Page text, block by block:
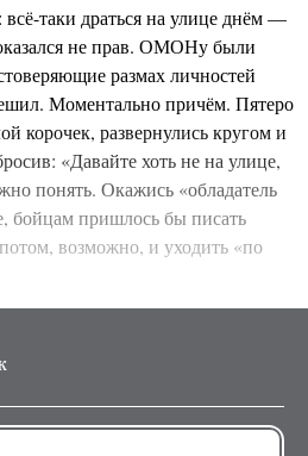
таки драться на улице днём —
не прав. ОМОНу были
размах личностей
Моментально причём. Пятеро
корочек, развернулись кругом и
«Давайте хоть не на улице,
понять. Окажись «обладатель
бойцам пришлось бы писать
возможно, и уходить «по